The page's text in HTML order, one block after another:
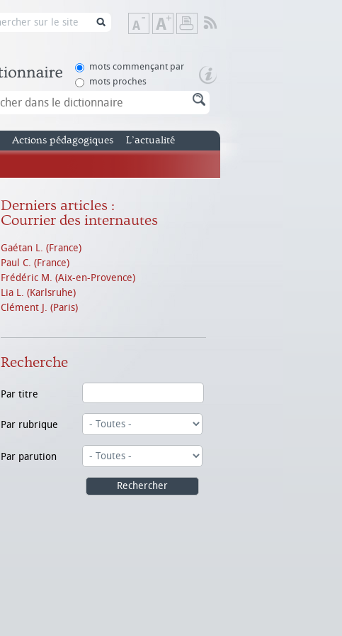
Diminuer
la
de
Augmenter
la
de
mots commençant par
mots proches
Actions pédagogiques L’actualité
Derniers articles :
Courrier des internautes
Gaétan L. (France)
Paul C. (France)
Frédéric M. (Aix-en-Provence)
Lia L. (Karlsruhe)
Clément J. (Paris)
Recherche
Par titre
Par rubrique
Par parution